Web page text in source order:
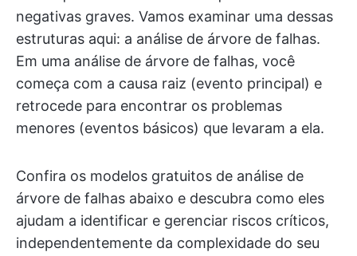
negativas graves. Vamos examinar uma dessas
estruturas aqui: a análise de árvore de falhas.
Em uma análise de árvore de falhas, você
começa com a causa raiz (evento principal) e
retrocede para encontrar os problemas
menores (eventos básicos) que levaram a ela.
Confira os modelos gratuitos de análise de
árvore de falhas abaixo e descubra como eles
ajudam a identificar e gerenciar riscos críticos,
independentemente da complexidade do seu